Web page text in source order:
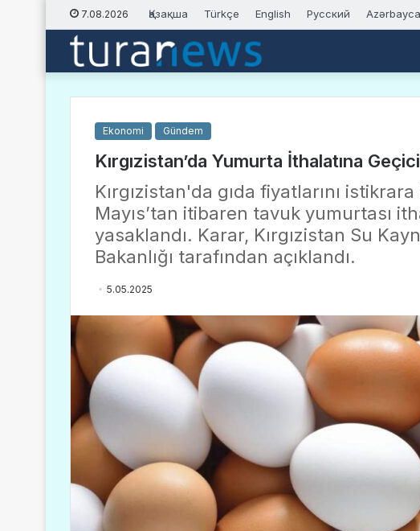
7.08.2026 Қазақша Türkçe English Русский
Ekonomi Gündem
Kırgızistan’da Yumurta İthalatına
Kırgızistan'da gıda fiyatlarını
Mayıs’tan itibaren tavuk yumurtası
yasaklandı. Karar, Kırgızistan Su
Bakanlığı tarafından açıklandı.
5.05.2025